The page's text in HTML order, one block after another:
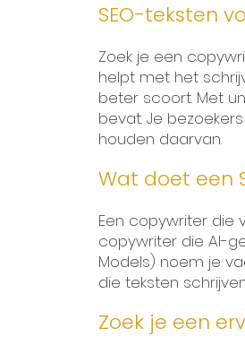
SEO-teksten
Zoek je een
helpt met het
beter scoort. Met
bevat. Je
houden daarvan.
Wat doet een
Een copywriter die
copywriter die AI-
Models) noem je
die teksten
Zoek je een